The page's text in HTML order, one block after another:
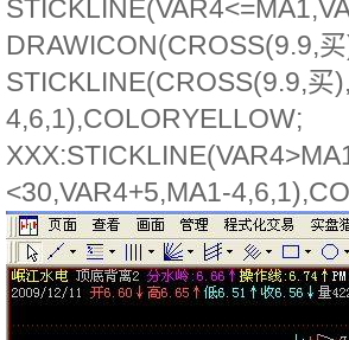
DRAWICON(CROSS(9.9,
STICKLINE(CROSS(9.9,买
4,6,1),COLORYELLOW;
<30,VAR4+5,MA1-